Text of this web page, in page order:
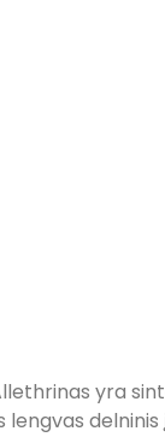
yra